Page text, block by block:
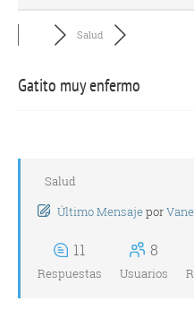
Salud
Gatito muy enfermo
Salud
Último MensajeporVane
11
Respuestas
8
Usuarios